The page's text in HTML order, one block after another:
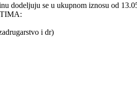
dodeljuju se u ukupnom iznosu od
i dr)